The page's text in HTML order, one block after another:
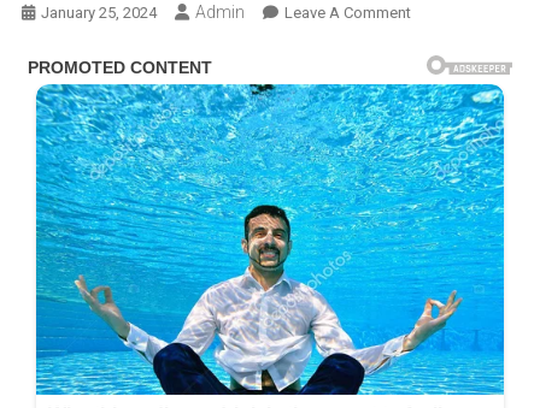
January 25, 2024 Admin Leave A CommentOn
તારીખે
ભારત
બંધનું
એલાન!
ખેડૂતોથી
ખાસ
અપીલ,
ઉઠાવવામાં
આવશે
આ
ખાસ
મુદ્દા…